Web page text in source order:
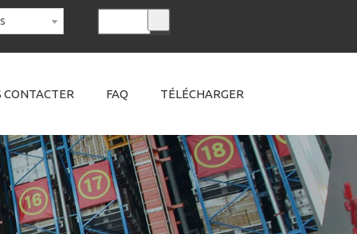
CONTACTER FAQ TÉLÉCHARGER